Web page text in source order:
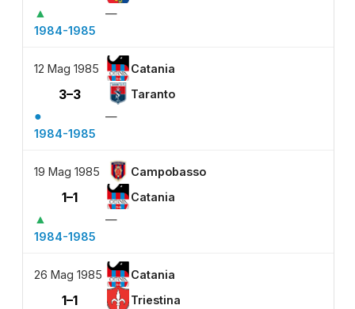
▲
—
1984-1985
12 Mag 1985 Catania
3–3 Taranto
●
—
1984-1985
19 Mag 1985 Campobasso
1–1 Catania
▲
—
1984-1985
26 Mag 1985 Catania
1–1 Triestina